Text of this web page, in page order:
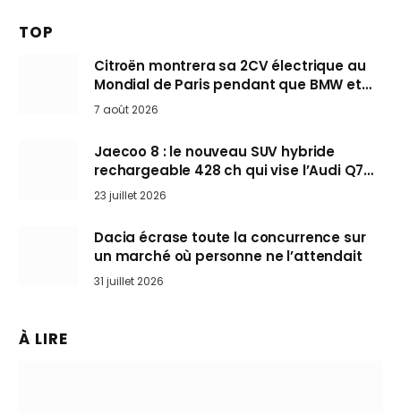
TOP
Citroën montrera sa 2CV électrique au
Mondial de Paris pendant que BMW et
Mini désertent le salon
7 août 2026
Jaecoo 8 : le nouveau SUV hybride
rechargeable 428 ch qui vise l’Audi Q7
arrive en Europe cet automne
23 juillet 2026
Dacia écrase toute la concurrence sur
un marché où personne ne l’attendait
31 juillet 2026
À LIRE